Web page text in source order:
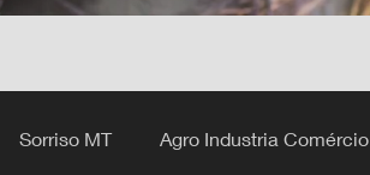
Sorriso MT Agro Industria Comércio